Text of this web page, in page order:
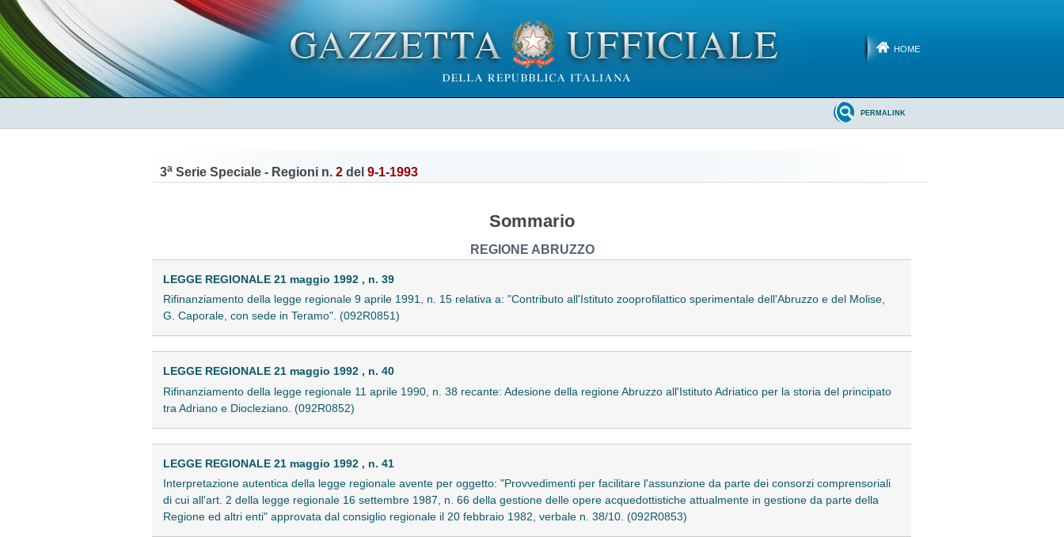
HOME
PERMALINK
3a Serie Speciale - Regioni n. 2 del 9-1-1993
Sommario
REGIONE ABRUZZO
LEGGE REGIONALE 21 maggio 1992 , n. 39
Rifinanziamento della legge regionale 9 aprile 1991, n. 15 relativa a: "Contributo all'Istituto zooprofilattico sperimentale dell'Abruzzo e del Molise,
G. Caporale, con sede in Teramo". (092R0851)
LEGGE REGIONALE 21 maggio 1992 , n. 40
Rifinanziamento della legge regionale 11 aprile 1990, n. 38 recante: Adesione della regione Abruzzo all'Istituto Adriatico per la storia del principato
tra Adriano e Diocleziano. (092R0852)
LEGGE REGIONALE 21 maggio 1992 , n. 41
Interpretazione autentica della legge regionale avente per oggetto: "Provvedimenti per facilitare l'assunzione da parte dei consorzi comprensoriali
di cui all'art. 2 della legge regionale 16 settembre 1987, n. 66 della gestione delle opere acquedottistiche attualmente in gestione da parte della
Regione ed altri enti" approvata dal consiglio regionale il 20 febbraio 1982, verbale n. 38/10. (092R0853)